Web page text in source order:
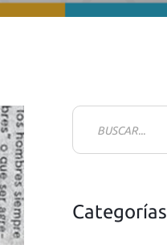
B
a
Categorías